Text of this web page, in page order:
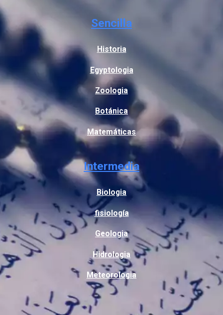
Sencilla
Historia
Egyptologia
Zoologia
Botánica
Matemáticas
Intermedia
Biologia
fisiología
Geologia
Hidrologia
Meteorologia